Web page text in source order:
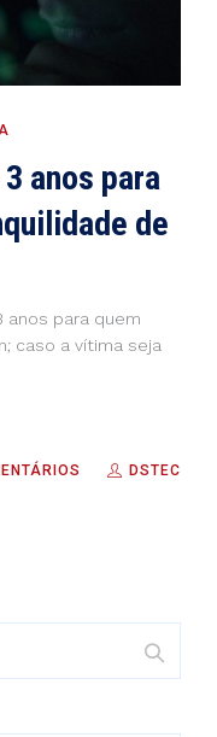
anos para
de
anos para quem
caso a vítima seja
DSTEC